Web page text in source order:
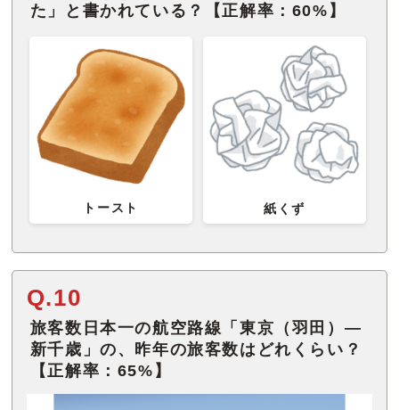
た」と書かれている？【正解率：60%】
トースト 紙くず
Q.10
旅客数日本一の航空路線「東京（羽田）—
新千歳」の、昨年の旅客数はどれくらい？
【正解率：65%】